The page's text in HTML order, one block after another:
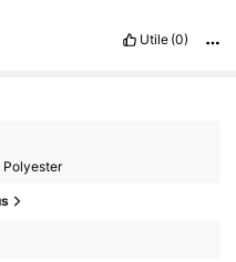
Utile (0)
Polyester